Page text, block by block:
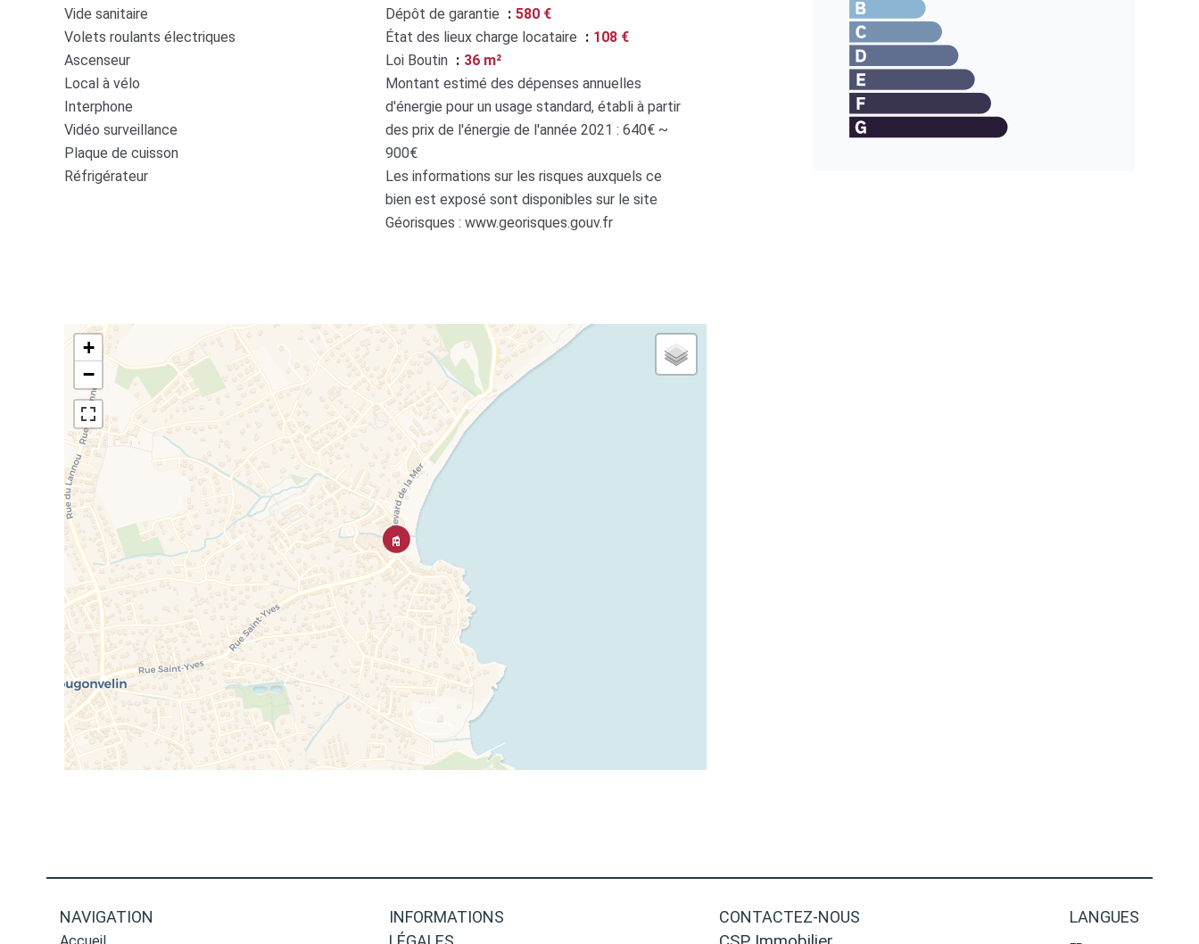
Vide sanitaire
Volets roulants électriques
Ascenseur
Local à vélo
Interphone
Vidéo surveillance
Plaque de cuisson
Réfrigérateur
Dépôt de garantie
580 €
État des lieux charge locataire
108 €
Loi Boutin
36 m²
Montant estimé des dépenses annuelles
d'énergie pour un usage standard, établi à partir
des prix de l'énergie de l'année 2021 : 640€ ~
900€
Les informations sur les risques auxquels ce
bien est exposé sont disponibles sur le site
Géorisques : www.georisques.gouv.fr
+
−
NAVIGATION
INFORMATIONS
CONTACTEZ-NOUS LANGUES